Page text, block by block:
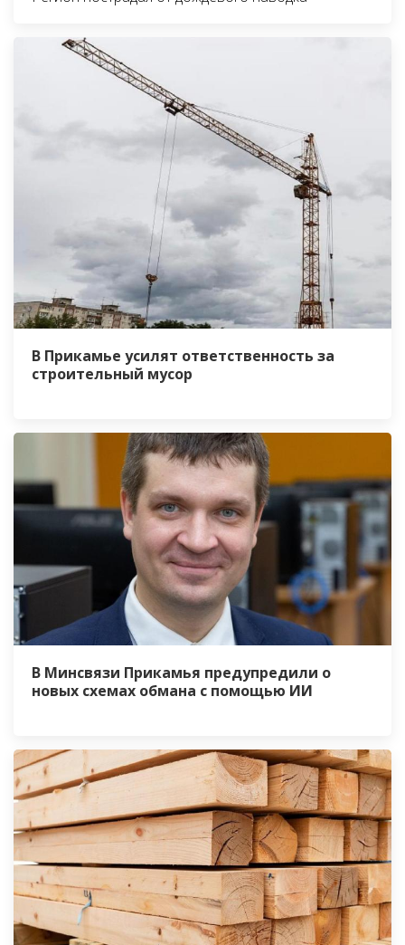
В Прикамье усилят ответственность за
строительный мусор
В Минсвязи Прикамья предупредили о
новых схемах обмана с помощью ИИ